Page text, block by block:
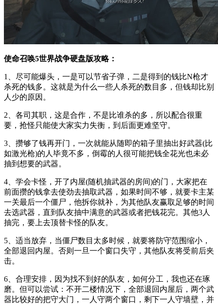
使命召唤5世界战争硬盘版攻略：
1、尽可能爆头，一是可以节省子弹，二是得到的钱比N枪才
杀死的钱多。这就是为什么一些人杀死的数目多，但钱却比别
人少的原因。
2、各司其职，这是合作，不是比谁杀的多，所以配合很重
要，抢怪只能使大家实力失衡，到后面更难坚守。
3、攒够了钱再开门，一次就能从随即的箱子里抽出好武器(比
如激光枪)的人毕竟不多，倒霉的人很可能把钱全花光也未必
抽到想要的武器。
4、学会卡怪，开了内屋(随机抽武器的房间)的门，大家把在
前面攒的钱拿去使劲去抽取武器，如果时间不够，就要卡主某
一关最后一个僵尸，他拆你就补，为其他队友赢取足够的时间
去选武器，直到队友抽中满意的武器或者把钱花完。其他3人
抽完，要上去顶替卡怪的队友。
5、适当放弃，当僵尸数目太多时候，就要将防守范围缩小，
全部退回内屋。否则一旦一个窗口失守，其他队友将受前后夹
击。
6、合理安排，因为找不到好的队友，如何分工，我也还在琢
磨。但可以尝试：不开二楼情况下，全部退回内屋后，两个武
器比较好的把守大门，一人守两个窗口，剩下一人守墙壁，并